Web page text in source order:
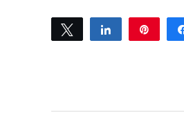
Twittear Compartir